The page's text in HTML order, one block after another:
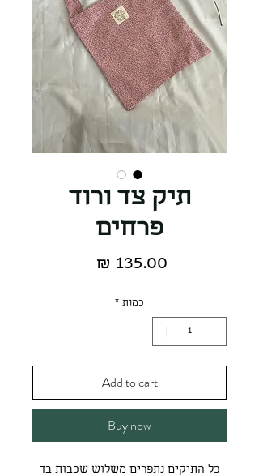
תיק צד ורוד
פרחים
כמות *
Add to cart
Buy now
כל התיקים נתפרים משלוש שכבות בד